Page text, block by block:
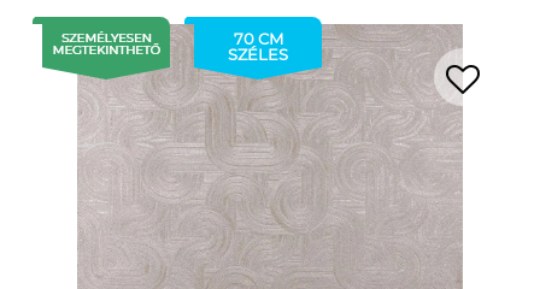
70 CM
SZÉLES